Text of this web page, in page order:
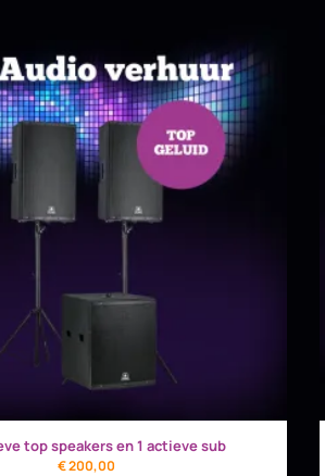
top speakers en 1 actieve sub
€200,00